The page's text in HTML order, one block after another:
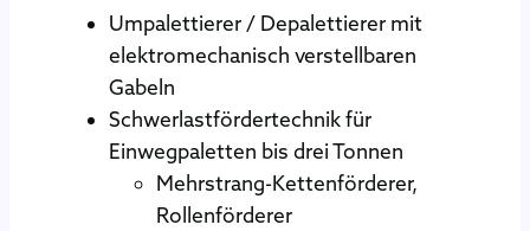
Umpalettierer / Depalettierer mit
elektromechanisch verstellbaren
Gabeln
Schwerlastfördertechnik für
Einwegpaletten bis drei Tonnen
Mehrstrang-Kettenförderer,
Rollenförderer